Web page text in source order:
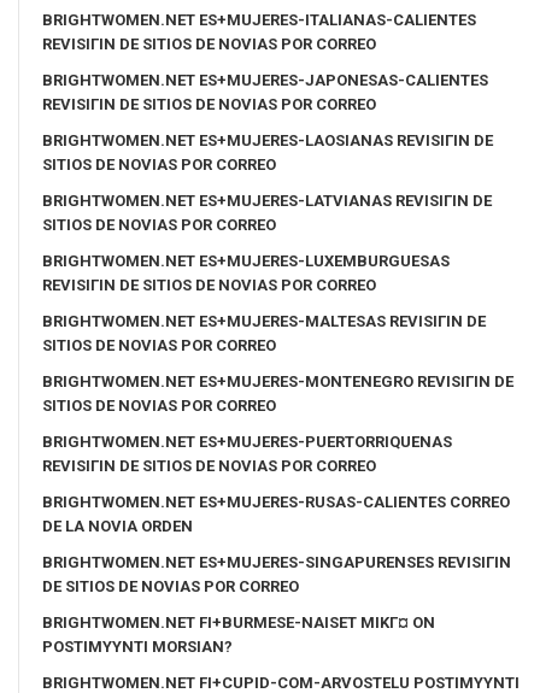
BRIGHTWOMEN.NET ES+MUJERES-ITALIANAS-CALIENTES
REVISIГІN DE SITIOS DE NOVIAS POR CORREO
BRIGHTWOMEN.NET ES+MUJERES-JAPONESAS-CALIENTES
REVISIГІN DE SITIOS DE NOVIAS POR CORREO
BRIGHTWOMEN.NET ES+MUJERES-LAOSIANAS REVISIГІN DE
SITIOS DE NOVIAS POR CORREO
BRIGHTWOMEN.NET ES+MUJERES-LATVIANAS REVISIГІN DE
SITIOS DE NOVIAS POR CORREO
BRIGHTWOMEN.NET ES+MUJERES-LUXEMBURGUESAS
REVISIГІN DE SITIOS DE NOVIAS POR CORREO
BRIGHTWOMEN.NET ES+MUJERES-MALTESAS REVISIГІN DE
SITIOS DE NOVIAS POR CORREO
BRIGHTWOMEN.NET ES+MUJERES-MONTENEGRO REVISIГІN DE
SITIOS DE NOVIAS POR CORREO
BRIGHTWOMEN.NET ES+MUJERES-PUERTORRIQUENAS
REVISIГІN DE SITIOS DE NOVIAS POR CORREO
BRIGHTWOMEN.NET ES+MUJERES-RUSAS-CALIENTES CORREO
DE LA NOVIA ORDEN
BRIGHTWOMEN.NET ES+MUJERES-SINGAPURENSES REVISIГІN
DE SITIOS DE NOVIAS POR CORREO
BRIGHTWOMEN.NET FI+BURMESE-NAISET MIKГ¤ ON
POSTIMYYNTI MORSIAN?
BRIGHTWOMEN.NET FI+CUPID-COM-ARVOSTELU POSTIMYYNTI